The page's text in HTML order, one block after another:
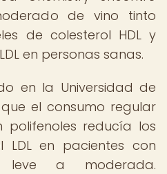
de vino tinto
de colesterol HDL y
en personas sanas.
en la Universidad de
el consumo regular
reducía los
LDL en pacientes con
leve a moderada.